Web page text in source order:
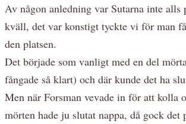
Av någon anledning var Sutarna inte alls
kväll, det var konstigt tyckte vi för man
den platsen.
Det började som vanligt med en del
fångade så klart) och där kunde det ha
Men när Forsman vevade in för att kolla
mörten hade ju slutat nappa, då gock det